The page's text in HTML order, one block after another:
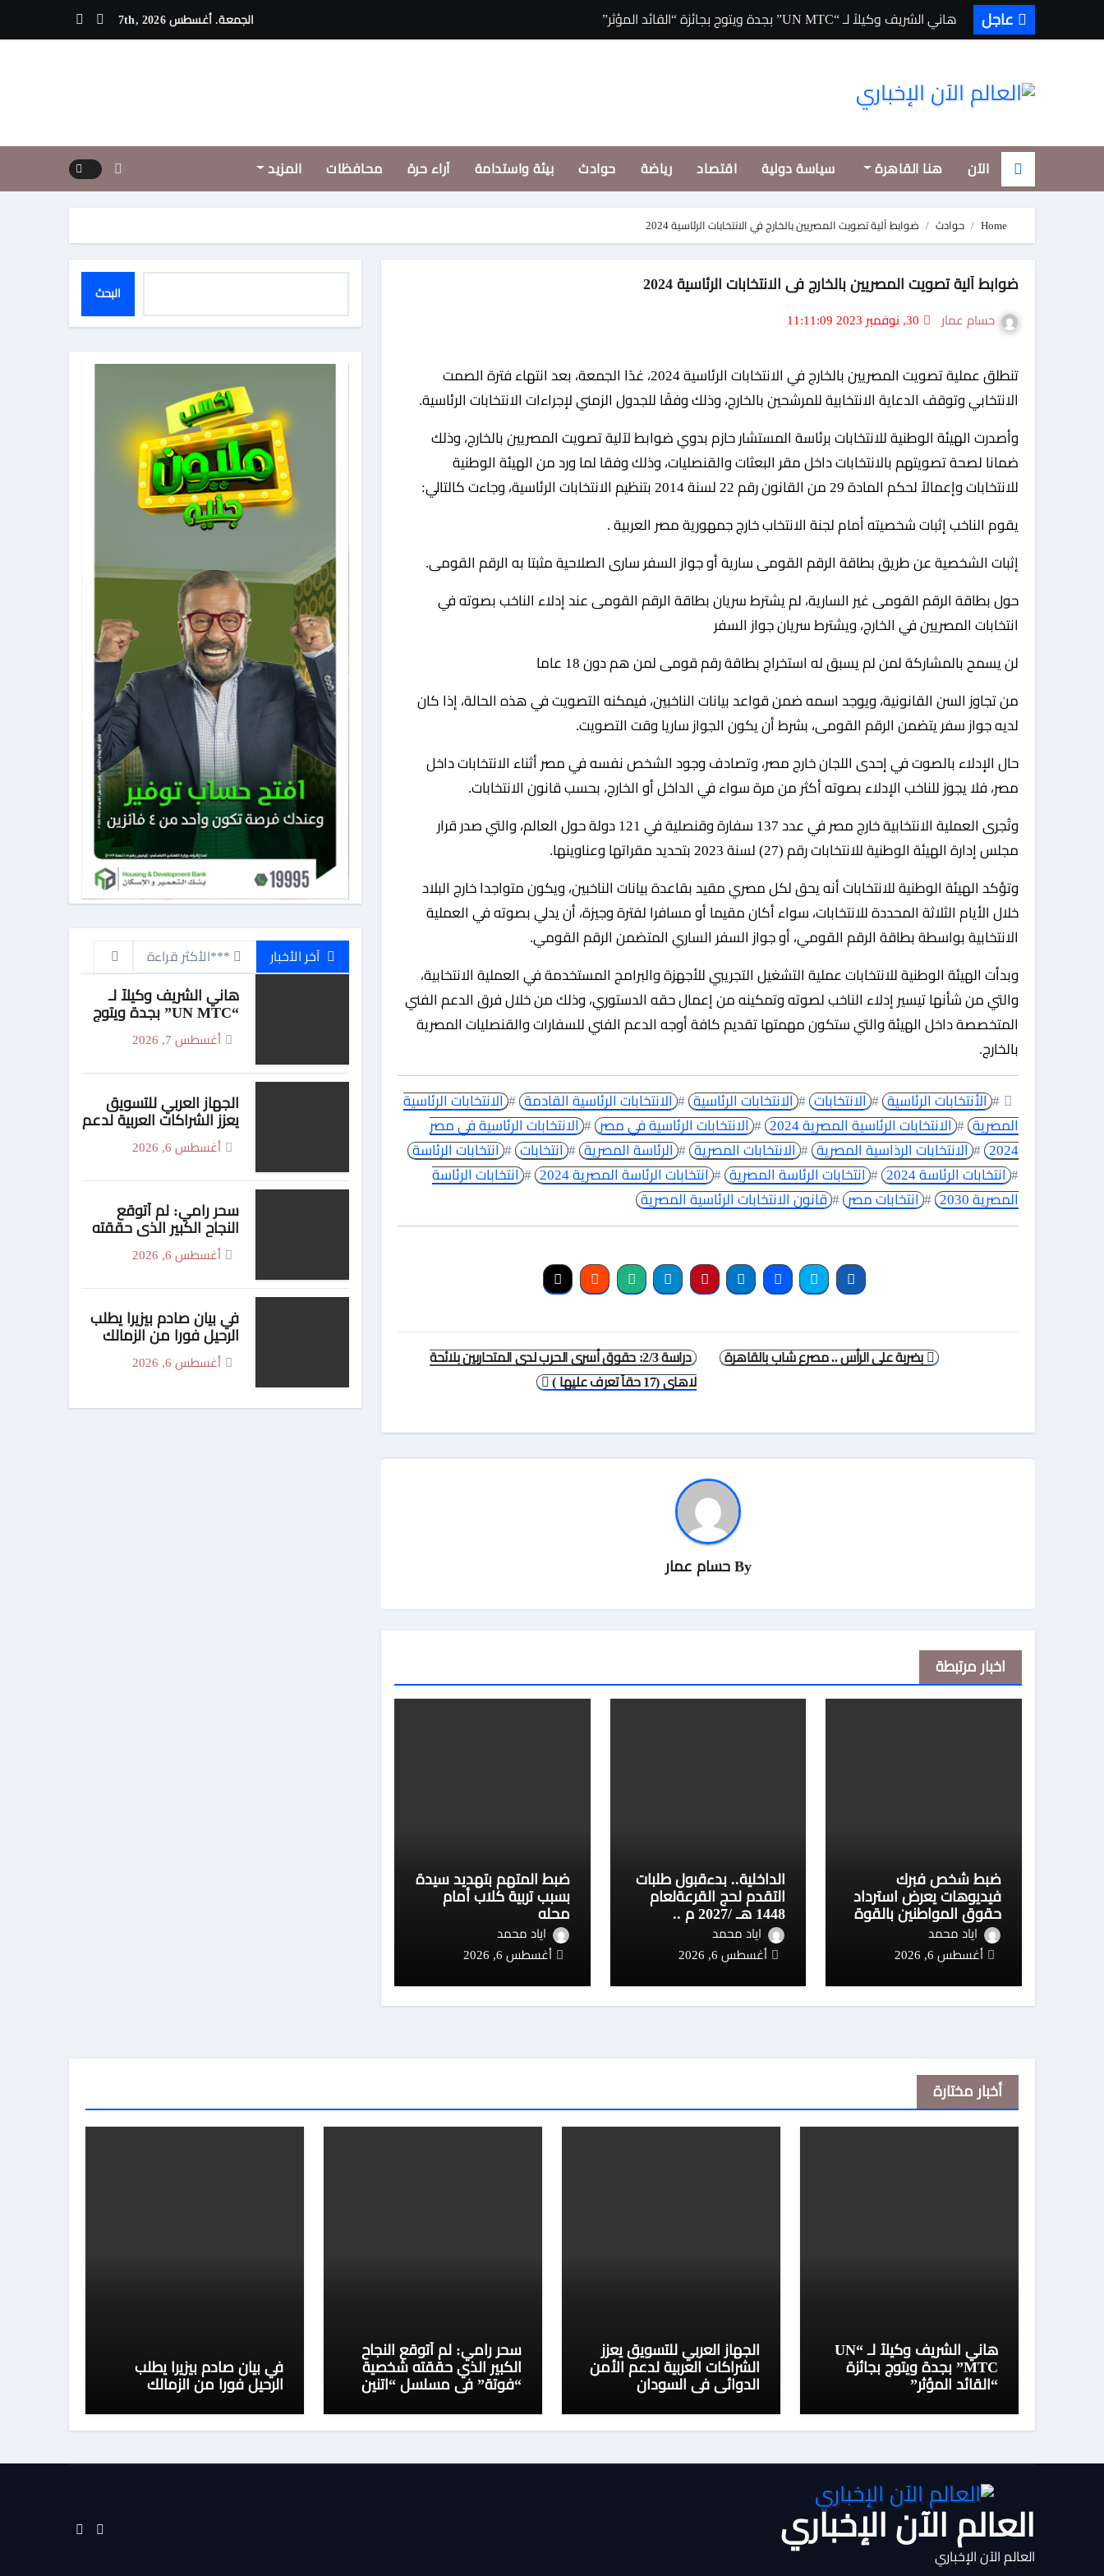
عاجل هاني الشريف وكيلاً لـ “UN MTC” بجدة ويتوج بجائزة “القائد المؤثر” الجهاز العربي للتسويق يعزز الشراكات العربية لدعم الأمن الدوائي في السودان
الجمعة. أغسطس 7th, 2026
الآن هنا القاهرة سياسة دولية اقتصاد رياضة حوادث بيئة واستدامة آراء حرة محافظات المزيد
Home حوادث ضوابط آلية تصويت المصريين بالخارج في الانتخابات الرئاسية 2024
ضوابط آلية تصويت المصريين بالخارج في الانتخابات الرئاسية 2024
حسام عمار
تنطلق عملية تصويت المصريين بالخارج في الانتخابات الرئاسية 2024، غدًا الجمعة، بعد انتهاء فترة الصمت
الانتخابي وتوقف الدعاية الانتخابية للمرشحين بالخارج، وذلك وفقًا للجدول الزمني لإجراءات الانتخابات الرئاسية.
وأصدرت الهيئة الوطنية للانتخابات برئاسة المستشار حازم بدوي ضوابط لآلية تصويت المصريين بالخارج، وذلك
ضمانا لصحة تصويتهم بالانتخابات داخل مقر البعثات والقنصليات، وذلك وفقا لما ورد من الهيئة الوطنية
للانتخابات وإعمالاً لحكم المادة 29 من القانون رقم 22 لسنة 2014 بتنظيم الانتخابات الرئاسية، وجاءت كالتالي:
يقوم الناخب إثبات شخصيته أمام لجنة الانتخاب خارج جمهورية مصر العربية .
إثبات الشخصية عن طريق بطاقة الرقم القومى سارية أو جواز السفر سارى الصلاحية مثبتا به الرقم القومى.
حول بطاقة الرقم القومى غير السارية، لم يشترط سريان بطاقة الرقم القومى عند إدلاء الناخب بصوته في
انتخابات المصريين في الخارج، ويشترط سريان جواز السفر
لن يسمح بالمشاركة لمن لم يسبق له استخراج بطاقة رقم قومى لمن هم دون 18 عاما
من تجاوز السن القانونية، ويوجد اسمه ضمن قواعد بيانات الناخبين، فيمكنه التصويت في هذه الحالة، إذا كان
لديه جواز سفر يتضمن الرقم القومى، بشرط أن يكون الجواز ساريا وقت التصويت.
حال الإدلاء بالصوت في إحدى اللجان خارج مصر، وتصادف وجود الشخص نفسه في مصر أثناء الانتخابات داخل
مصر، فلا يجوز للناخب الإدلاء بصوته أكثر من مرة سواء في الداخل أو الخارج، بحسب قانون الانتخابات.
وتُجرى العملية الانتخابية خارج مصر في عدد 137 سفارة وقنصلية في 121 دولة حول العالم، والتي صدر قرار
مجلس إدارة الهيئة الوطنية للانتخابات رقم (27) لسنة 2023 بتحديد مقراتها وعناوينها.
وتؤكد الهيئة الوطنية للانتخابات أنه يحق لكل مصري مقيد بقاعدة بيانات الناخبين، ويكون متواجدا خارج البلاد
خلال الأيام الثلاثة المحددة للانتخابات، سواء أكان مقيما أو مسافرا لفترة وجيزة، أن يدلي بصوته في العملية
الانتخابية بواسطة بطاقة الرقم القومي، أو جواز السفر الساري المتضمن الرقم القومي.
وبدأت الهيئة الوطنية للانتخابات عملية التشغيل التجريبي للأجهزة والبرامج المستخدمة في العملية الانتخابية،
والتي من شأنها تيسير إدلاء الناخب لصوته وتمكينه من إعمال حقه الدستوري، وذلك من خلال فرق الدعم الفني
المتخصصة داخل الهيئة والتي ستكون مهمتها تقديم كافة أوجه الدعم الفني للسفارات والقنصليات المصرية
بالخارج.
# الأنتخابات الرئاسية # الانتخابات # الانتخابات الرئاسية # الانتخابات الرئاسية القادمة # الانتخابات الرئاسية
المصرية # الانتخابات الرئاسية المصرية 2024 # الانتخابات الرئاسية في مصر # الانتخابات الرئاسية في مصر
2024
# الانتخابات الرذاسية المصرية # الانتخابات المصرية # الرئاسة المصرية # انتخابات # انتخابات الرئاسة
# انتخابات الرئاسة 2024 # انتخابات الرئاسة المصرية # انتخابات الرئاسة المصرية 2024 # انتخابات الرئاسة
المصرية 2030
# انتخابات مصر # قانون الانتخابات الرئاسية المصرية
دراسة 2/3: حقوق أسرى الحرب لدى المتحاربين بلائحة
لاهاى (17 حقاً تعرف عليها )
بضربة على الرأس .. مصرع شاب بالقاهرة
By حسام عمار
اخبار مرتبطة
ضبط شخص فبرك
فيديوهات يعرض استرداد
حقوق المواطنين بالقوة
اياد محمد
أغسطس 6, 2026
الداخلية.. بدءقبول طلبات
التقدم لحج القرعةلعام
1448 هـ /2027 م ..
تفاصيلاياد محمد
أغسطس 6, 2026
ضبط المتهم بتهديد سيدة
بسبب تربية كلاب أمام
محله
اياد محمد
أغسطس 6, 2026
البحث
آخر الأخبار ***الأكثر قراءة
هاني الشريف وكيلاً لـ
“UN MTC” بجدة ويتوج
بجائزة “القائد المؤثر”
أغسطس 7, 2026
الجهاز العربي للتسويق
يعزز الشراكات العربية لدعم
الأمن الدوائي في
السودان
أغسطس 6, 2026
سحر رامي: لم أتوقع
النجاح الكبير الذي حققته
شخصية “فوتة” في
مسلسل “اتنين غيرنا”،
أغسطس 6, 2026
في بيان صادم بيزيرا يطلب
الرحيل فورا من الزمالك
أغسطس 6, 2026
أخبار مختارة
هاني الشريف وكيلاً لـ “UN
MTC” بجدة ويتوج بجائزة
“القائد المؤثر”
الجهاز العربي للتسويق يعزز
الشراكات العربية لدعم الأمن
الدوائي في السودان
سحر رامي: لم أتوقع النجاح
الكبير الذي حققته شخصية
“فوتة” في مسلسل “اتنين
للمسلسل
في بيان صادم بيزيرا يطلب
الرحيل فورا من الزمالك
العالم الآن الإخباري
العالم الآن الإخباري